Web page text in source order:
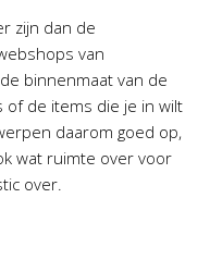
zijn dan de
van
binnenmaat van de
of de items die je in wilt
daarom goed op,
wat ruimte over voor
over.